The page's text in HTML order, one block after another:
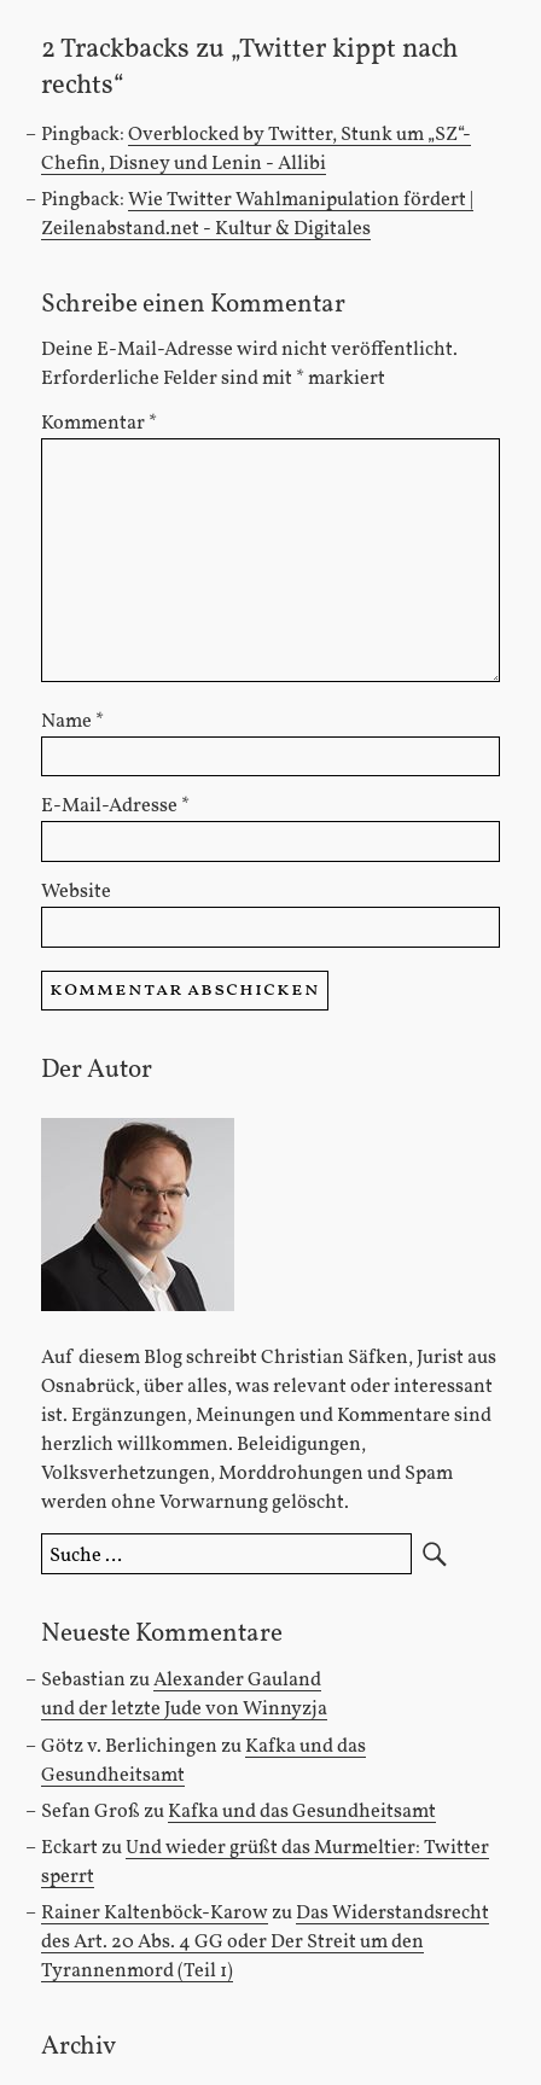
2 Trackbacks zu „Twitter kippt nach
rechts“
Pingback:Overblocked by Twitter, Stunk um „SZ“-
Chefin, Disney und Lenin - Allibi
Pingback:Wie Twitter Wahlmanipulation fördert |
Zeilenabstand.net - Kultur & Digitales
Schreibe einen Kommentar
Deine E-Mail-Adresse wird nicht veröffentlicht.
Erforderliche Felder sind mit *markiert
Kommentar*
Name *
E-Mail-Adresse *
Website
Sidebar
Der Autor
Auf diesem Blog schreibt Christian Säfken, Jurist aus
Osnabrück, über alles, was relevant oder interessant
ist. Ergänzungen, Meinungen und Kommentare sind
herzlich willkommen. Beleidigungen,
Volksverhetzungen, Morddrohungen und Spam
werden ohne Vorwarnung gelöscht.
Suche
nach:
Neueste Kommentare
Sebastian zuAlexander Gauland
und der letzte Jude von Winnyzja
Götz v. Berlichingen zuKafka und das
Gesundheitsamt
Sefan Groß zuKafka und das Gesundheitsamt
Eckart zuUnd wieder grüßt das Murmeltier: Twitter
sperrt
Rainer Kaltenböck-KarowzuDas Widerstandsrecht
des Art. 20 Abs. 4 GG oder Der Streit um den
Tyrannenmord (Teil 1)
Archiv